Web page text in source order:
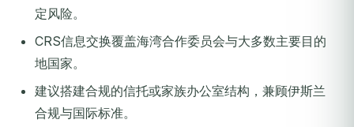
定风险。
CRS信息交换覆盖海湾合作委员会与大多数主要目的
地国家。
建议搭建合规的信托或家族办公室结构，兼顾伊斯兰
合规与国际标准。